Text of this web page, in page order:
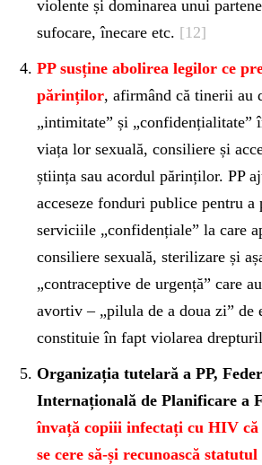
violente și dominarea unui
sufocare, înecare etc. [12]
PP susține abolirea legilor ce
părinților, afirmând că tinerii au
„intimitate” și „confidențialitate”
viața lor sexuală, consiliere și
știința sau acordul părinților. PP
acceseze fonduri publice pentru a
serviciile „confidențiale” la care
consiliere sexuală, sterilizare și
„contraceptive de urgență” care
avortiv – „pilula de a doua zi” de
constituie în fapt violarea
Organizația tutelară a PP,
Internațională de Planificare a
învață copiii infectați cu HIV
se cere să-și recunoască